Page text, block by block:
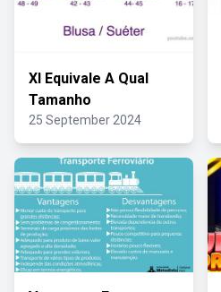
Xl Equivale A Qual
Tamanho
25 September 2024